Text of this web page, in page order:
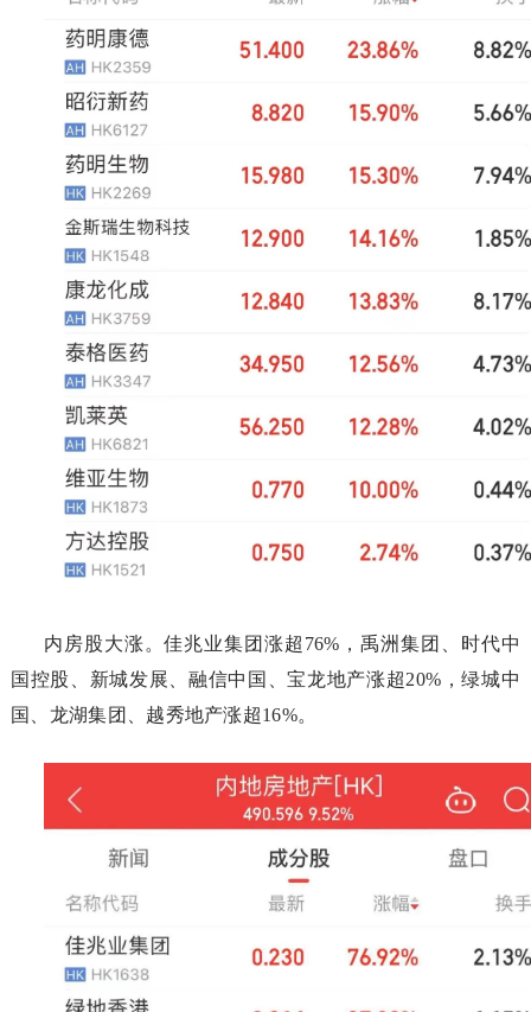
内房股大涨。佳兆业集团涨超76%，禹洲集团、时代中
国控股、新城发展、融信中国、宝龙地产涨超20%，绿城中
国、龙湖集团、越秀地产涨超16%。